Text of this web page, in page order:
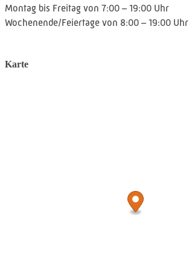
Montag bis Freitag von 7:00 – 19:00 Uhr
Wochenende/Feiertage von 8:00 – 19:00 Uhr
Karte